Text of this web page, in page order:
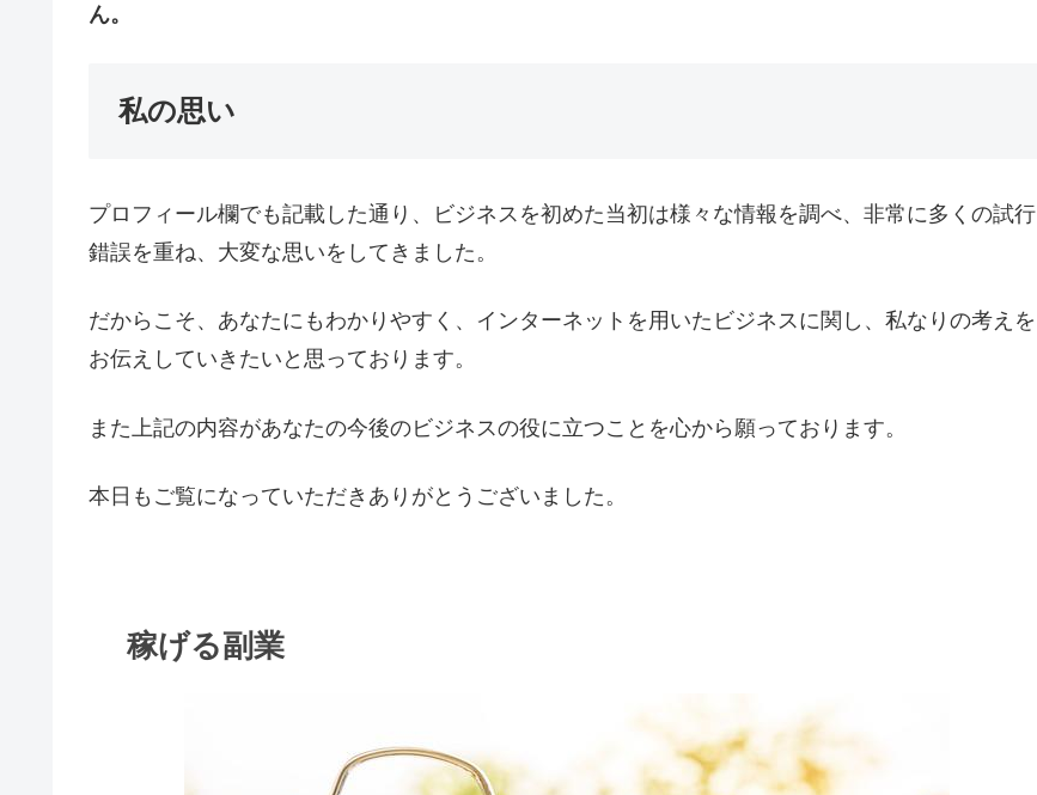
ん。
私の思い
プロフィール欄でも記載した通り、ビジネスを初めた当初は様々な情報を調べ、非常に多くの試行
錯誤を重ね、大変な思いをしてきました。
だからこそ、あなたにもわかりやすく、インターネットを用いたビジネスに関し、私なりの考えを
お伝えしていきたいと思っております。
また上記の内容があなたの今後のビジネスの役に立つことを心から願っております。
本日もご覧になっていただきありがとうございました。
稼げる副業